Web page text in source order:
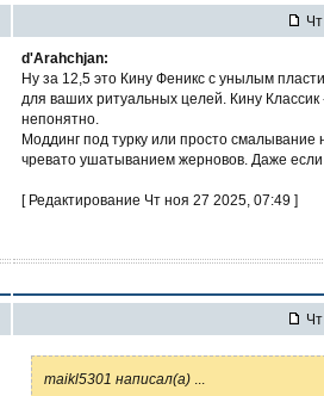
d'Arahchjan:
Ну за 12,5 это Кину Феникс с унылым
для ваших ритуальных целей. Кину
непонятно.
Моддинг под турку или просто
чревато ушатыванием жерновов. Даже если
[ Редактирование Чт ноя 27 2025, 07:49 ]
maikl5301 написал(а)